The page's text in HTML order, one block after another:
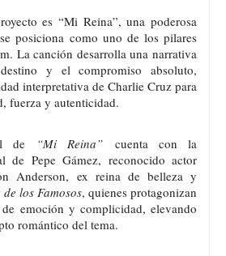
es “Mi Reina”, una poderosa
posiciona como uno de los pilares
La canción desarrolla una narrativa
y el compromiso absoluto,
interpretativa de Charlie Cruz para
fuerza y autenticidad.
de “Mi Reina” cuenta con la
de Pepe Gámez, reconocido actor
Anderson, ex reina de belleza y
los Famosos, quienes protagonizan
emoción y complicidad, elevando
romántico del tema.